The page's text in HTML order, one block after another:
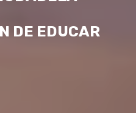
DE EDUCAR